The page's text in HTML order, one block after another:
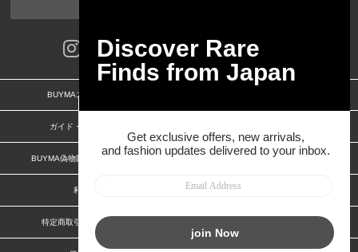
BUYMAスタートガイド
ガイド・お問い合わせ
BUYMA偽物販売防止の取り組み BUYMA CARD
利用規約
特定商取引法に関する表記